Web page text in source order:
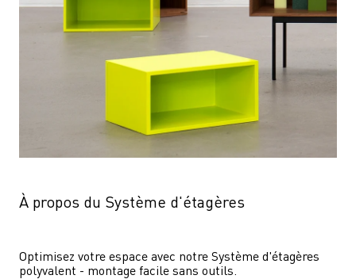
À propos du Système d'étagères
Optimisez votre espace avec notre Système d'étagères
polyvalent - montage facile sans outils.